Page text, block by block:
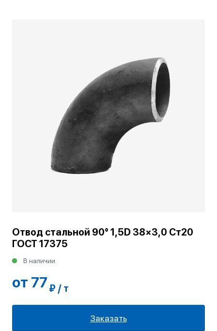
Отвод стальной 90° 1,5D 38×3,0 Ст20
ГОСТ 17375
В наличии
от 77 ₽ / т
Заказать